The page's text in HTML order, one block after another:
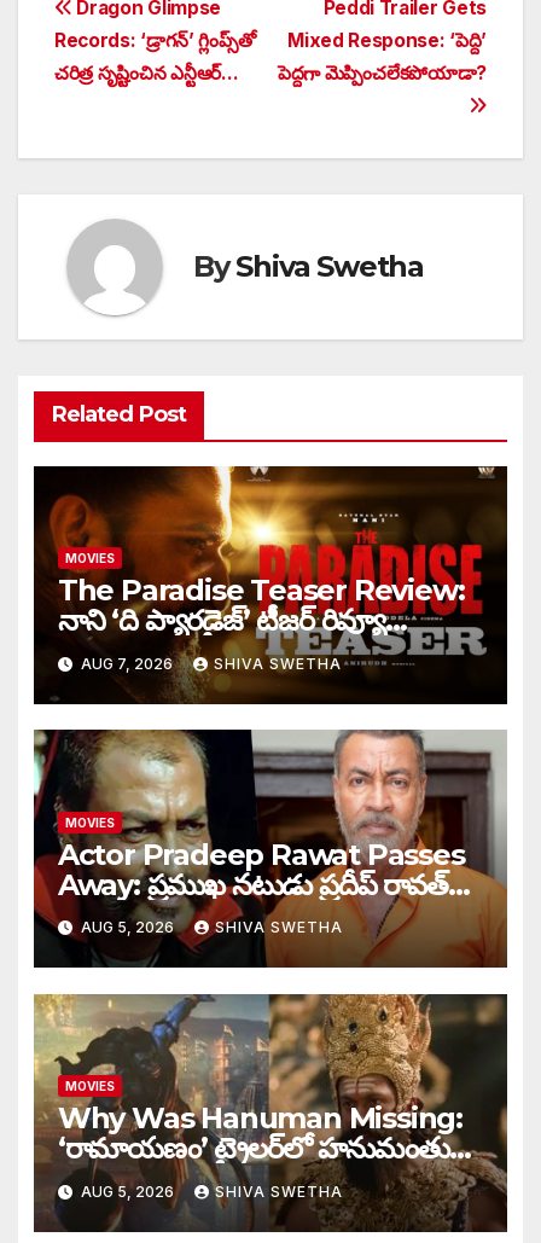
Post
navigation
Peddi Trailer Gets
Mixed Response: ‘పెద్ది’
పెద్దగా మెప్పించలేకపోయాడా?
Dragon Glimpse
Records: ‘డ్రాగన్’ గ్లింప్స్‌తో
చరిత్ర సృష్టించిన ఎన్టీఆర్…
ByShiva Swetha
Related Post
MOVIES
The Paradise Teaser Review:
నాని ‘ది ప్యారడైజ్’ టీజర్ రివ్యూ…
AUG 7, 2026 SHIVA SWETHA
MOVIES
Actor Pradeep Rawat Passes
Away: ప్రముఖ నటుడు ప్రదీప్ రావత్
మృతి…
AUG 5, 2026 SHIVA SWETHA
MOVIES
Why Was Hanuman Missing:
‘రామాయణం’ ట్రైలర్‌లో హనుమంతుడు
ఎందుకు కనిపించలేదు…
AUG 5, 2026 SHIVA SWETHA